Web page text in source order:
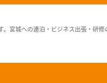
宮城への連泊・ビジネス出張・研